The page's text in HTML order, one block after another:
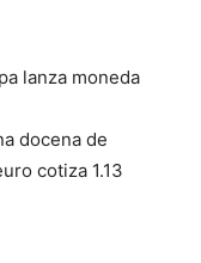
lanza moneda
docena de
cotiza 1.13